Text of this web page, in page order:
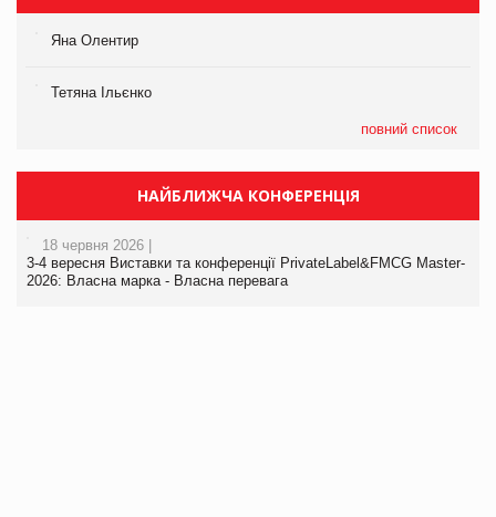
Яна Олентир
Тетяна Ільєнко
повний список
НАЙБЛИЖЧА КОНФЕРЕНЦІЯ
18 червня 2026 |
3-4 вересня Виставки та конференції PrivateLabel&FMCG Master-
2026: Власна марка - Власна перевага